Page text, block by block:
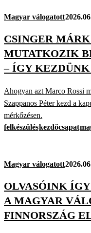
Magyar válogatott
CSINGER
MUTATKOZIK
– ÍGY
Ahogyan azt Marco Rossi
Szappanos Péter kezd a
mérkőzésen.
felkészüléskezdőcsapat
Magyar válogatott
OLVASÓINK
A MAGYAR
FINNORSZÁG